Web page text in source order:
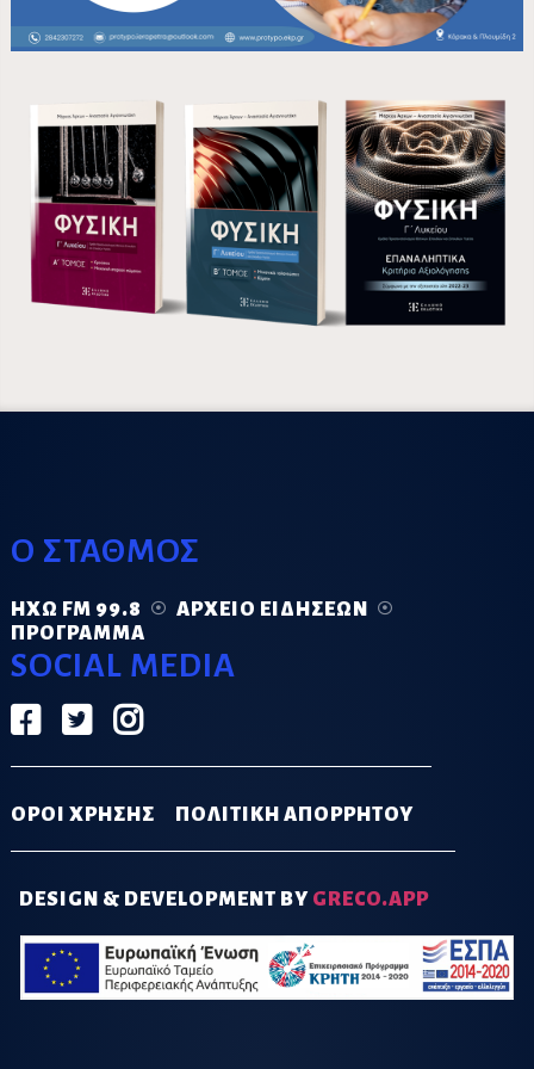
Ο ΣΤΑΘΜΟΣ
ΗΧΏ FM 99.8
ΑΡΧΕΊΟ ΕΙΔΉΣΕΩΝ
ΠΡΌΓΡΑΜΜΑ
SOCIAL MEDIA
ΟΡΟΙ ΧΡΗΣΗΣ ΠΟΛΙΤΙΚΗ ΑΠΟΡΡΗΤΟΥ
DESIGN & DEVELOPMENT BY GRECO.APP